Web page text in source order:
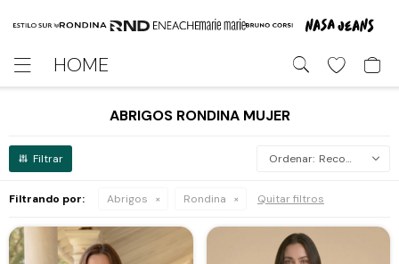
HOME

ABRIGOS RONDINA MUJER
Recomendados
Filtrando por: Abrigos Rondina Quitar filtros